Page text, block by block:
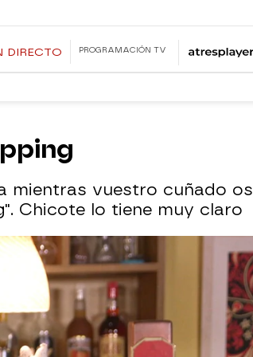
DIRECTO PROGRAMACIÓN TV
mientras vuestro cuñado os
Chicote lo tiene muy claro